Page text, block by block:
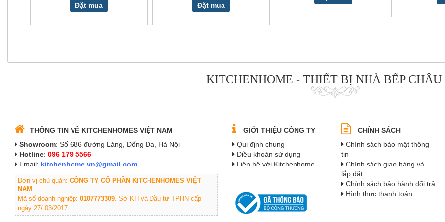
Đặt mua Đặt mua
KITCHENHOME - THIẾT BỊ NHÀ BẾP CHÂU
THÔNG TIN VỀ KITCHENHOMES VIỆT NAM
Showroom: Số 686 đường Láng, Đống Đa, Hà Nội
Hotline: 096 179 5566
Email: kitchenhome.vn@gmail.com
Đơn vị chủ quản: CÔNG TY CỔ PHẦN KITCHENHOMES VIỆT
NAM .
Mã số doanh nghiệp: 0107773309. Sở KH và Đầu tư TPHN cấp
ngày 27/ 03/2017
GIỚI THIỆU CÔNG TY
Qui định chung
Điều khoản sử dụng
Liên hệ với Kitchenhome
CHÍNH SÁCH
Chính sách bảo mật thông
tin
Chính sách giao hàng và
lắp đặt
Chính sách bảo hành đổi trả
Hình thức thanh toán